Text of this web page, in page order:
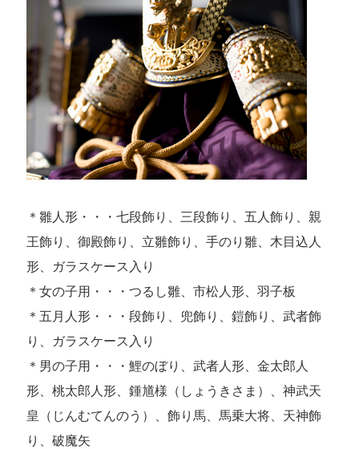
＊雛人形・・・七段飾り、三段飾り、五人飾り、親
王飾り、御殿飾り、立雛飾り、手のり雛、木目込人
形、ガラスケース入り
＊女の子用・・・つるし雛、市松人形、羽子板
＊五月人形・・・段飾り、兜飾り、鎧飾り、武者飾
り、ガラスケース入り
＊男の子用・・・鯉のぼり、武者人形、金太郎人
形、桃太郎人形、鍾馗様（しょうきさま）、神武天
皇（じんむてんのう）、飾り馬、馬乗大将、天神飾
り、破魔矢